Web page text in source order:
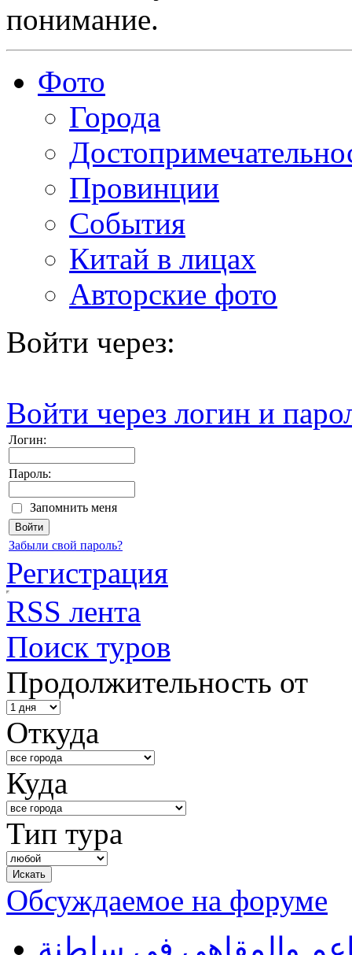
понимание.
Фото
Города
Провинции
События
Китай в лицах
Авторские фото
Войти через:
Войти через логин и
Логин:
Пароль:
Запомнить меня
Забыли свой пароль?
Регистрация
RSS лента
Поиск туров
Продолжительность от
Откуда
Куда
Тип тура
Обсуждаемое на форуме
والمقاهي في سلطنة